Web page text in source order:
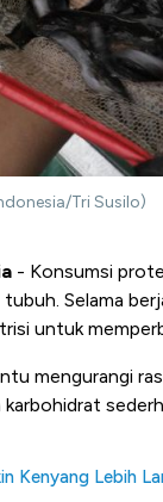
Tri Susilo)
- Konsumsi
Selama
untuk
mengurangi
Kenyang Lebih